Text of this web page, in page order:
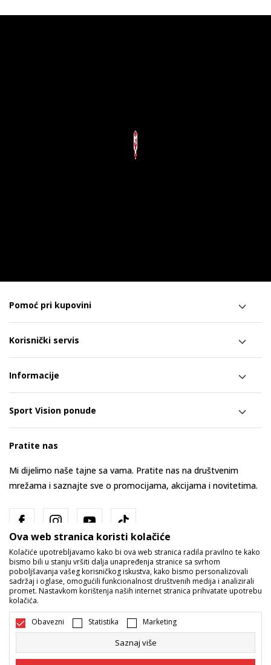
Pomoć pri kupovini
Korisnički servis
Informacije
Sport Vision ponude
Pratite nas
Mi dijelimo naše tajne sa vama. Pratite nas na društvenim
mrežama i saznajte sve o promocijama, akcijama i novitetima.
Bosna i Hercegovina Promijenite
Ova web stranica koristi kolačiće
Kolačiće upotrebljavamo kako bi ova web stranica radila pravilno te kako
bismo bili u stanju vršiti dalja unapređenja stranice sa svrhom
poboljšavanja vašeg korisničkog iskustva, kako bismo personalizovali
sadržaj i oglase, omogućili funkcionalnost društvenih medija i analizirali
promet. Nastavkom korištenja naših internet stranica prihvatate upotrebu
kolačića.
Obavezni Statistika Marketing
Saznaj više